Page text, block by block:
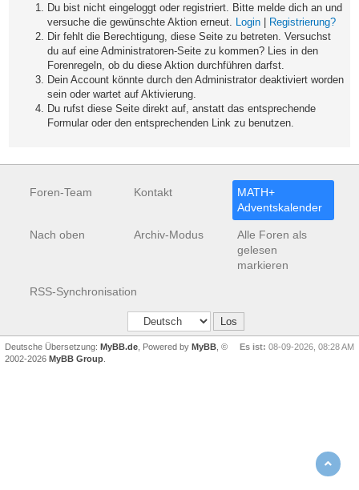
Du bist nicht eingeloggt oder registriert. Bitte melde dich an und
versuche die gewünschte Aktion erneut. Login | Registrierung?
Dir fehlt die Berechtigung, diese Seite zu betreten. Versuchst
du auf eine Administratoren-Seite zu kommen? Lies in den
Forenregeln, ob du diese Aktion durchführen darfst.
Dein Account könnte durch den Administrator deaktiviert worden
sein oder wartet auf Aktivierung.
Du rufst diese Seite direkt auf, anstatt das entsprechende
Formular oder den entsprechenden Link zu benutzen.
Foren-Team Kontakt
MATH+
Adventskalender
Nach oben Archiv-Modus
Alle Foren als
gelesen
markieren
RSS-Synchronisation
Es ist: 08-09-2026, 08:28 AM
Deutsche Übersetzung: MyBB.de , Powered by MyBB , ©
2002-2026 MyBB Group